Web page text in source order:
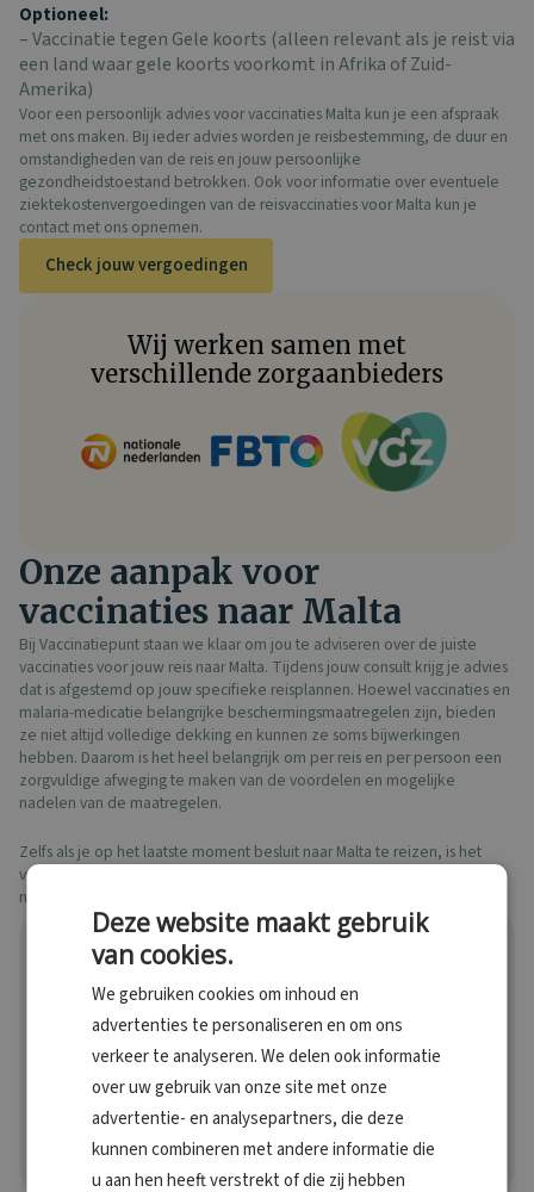
Optioneel:
– Vaccinatie tegen Gele koorts (alleen relevant als je reist via
een land waar gele koorts voorkomt in Afrika of Zuid-
Amerika)
Voor een persoonlijk advies voor vaccinaties Malta kun je een afspraak
met ons maken. Bij ieder advies worden je reisbestemming, de duur en
omstandigheden van de reis en jouw persoonlijke
gezondheidstoestand betrokken. Ook voor informatie over eventuele
ziektekostenvergoedingen van de reisvaccinaties voor Malta kun je
contact met ons opnemen.
Check jouw vergoedingen
Wij werken samen met
verschillende zorgaanbieders
Onze aanpak voor
vaccinaties naar Malta
Bij Vaccinatiepunt staan we klaar om jou te adviseren over de juiste
vaccinaties voor jouw reis naar Malta. Tijdens jouw consult krijg je advies
dat is afgestemd op jouw specifieke reisplannen. Hoewel vaccinaties en
malaria-medicatie belangrijke beschermingsmaatregelen zijn, bieden
ze niet altijd volledige dekking en kunnen ze soms bijwerkingen
hebben. Daarom is het heel belangrijk om per reis en per persoon een
zorgvuldige afweging te maken van de voordelen en mogelijke
nadelen van de maatregelen.
Zelfs als je op het laatste moment besluit naar Malta te reizen, is het
verstandig om ons te raadplegen. Ook vlak voor vertrek kun je namelijk
nog gevaccineerd worden.
Plan binnen 1 minuut
een afspraak
Bij een locatie in jouw buurt voor persoonlijk en op maat
gemaakt vaccinatieadvies!
Bekijk onze locaties
Deze website maakt gebruik
van cookies.
We gebruiken cookies om inhoud en
advertenties te personaliseren en om ons
verkeer te analyseren. We delen ook informatie
over uw gebruik van onze site met onze
advertentie- en analysepartners, die deze
kunnen combineren met andere informatie die
u aan hen heeft verstrekt of die zij hebben